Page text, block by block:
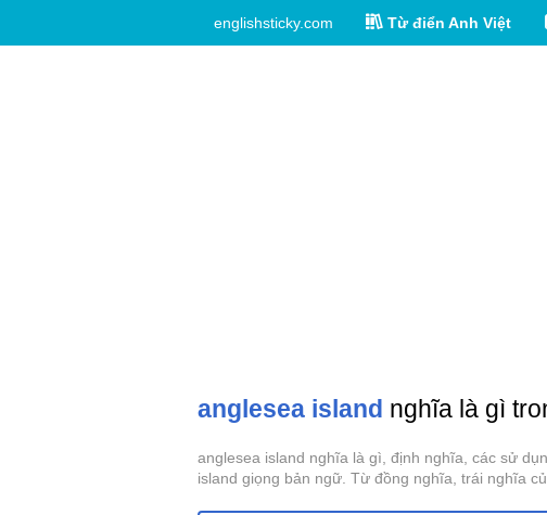
englishsticky.com Từ điển Anh Việt
anglesea island nghĩa là gì
anglesea island nghĩa là gì, định nghĩa, các sử
island giọng bản ngữ. Từ đồng nghĩa, trái nghĩa